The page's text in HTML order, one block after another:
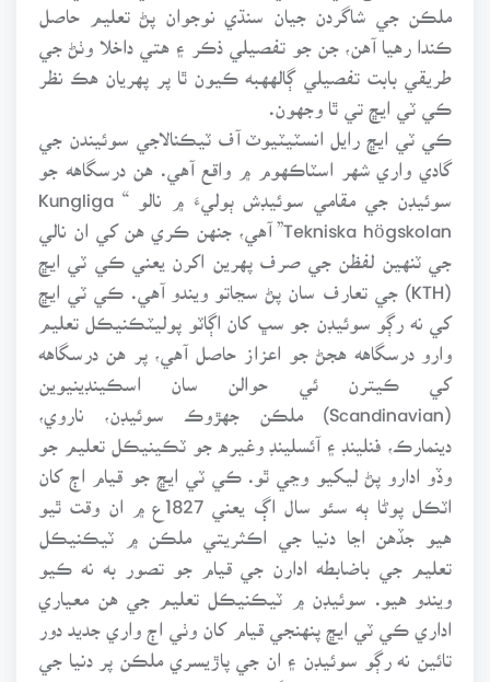
ملڪن جي شاگردن جيان سنڌي نوجوان پڻ تعليم حاصل
ڪندا رهيا آهن، جن جو تفصيلي ذڪر ۽ هتي داخلا وٺڻ جي
طريقي بابت تفصيلي ڳالههبه ڪيون ٿا پر پهريان هڪ نظر
ڪي ٽي ايڇ تي ٿا وجهون.
ڪي ٽي ايڇ رايل انسٽيٽيوٽ آف ٽيڪنالاجي سوئيندن جي
گادي واري شهر اسٽاڪهوم ۾ واقع آهي. هن درسگاهه جو
Tekniska högskolan” آهي، جنهن ڪري هن کي ان نالي
جي ٽنهين لفظن جي صرف پهرين اکرن يعني ڪي ٽي ايڇ
(KTH) جي تعارف سان پڻ سڃاتو ويندو آهي. ڪي ٽي ايڇ
کي نه رڳو سوئيڊن جو سڀ کان اڳاٽو پوليٽڪنيڪل تعليم
وارو درسگاهه هجڻ جو اعزاز حاصل آهي، پر هن درسگاهه
کي ڪيترن ئي حوالن سان اسڪينڊينيوين
(Scandinavian) ملڪن جهڙوڪ سوئيڊن، ناروي،
دينمارڪ، فنلينڊ ۽ آئسلينڊ وغيره جو ٽڪينيڪل تعليم جو
وڏو ادارو پڻ ليکيو وڃي ٿو. ڪي ٽي ايڇ جو قيام اڄ کان
اٽڪل پوڻا ٻه سئو سال اڳ يعني 1827ع ۾ ان وقت ٿيو
هيو جڏهن اڃا دنيا جي اڪثريتي ملڪن ۾ ٽيڪنيڪل
تعليم جي باضابطه ادارن جي قيام جو تصور به نه ڪيو
ويندو هيو. سوئيڊن ۾ ٽيڪنيڪل تعليم جي هن معياري
اداري ڪي ٽي ايڇ پنهنجي قيام کان وٺي اڄ واري جديد دور
تائين نه رڳو سوئيڊن ۽ ان جي پاڙيسري ملڪن پر دنيا جي